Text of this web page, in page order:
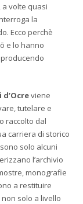
volte quasi
la
Ecco perchè
e lo hanno
viene
tutelare e
raccolto dal
carriera di storico
solo alcuni
l’archivio
monografie
a restituire
solo a livello